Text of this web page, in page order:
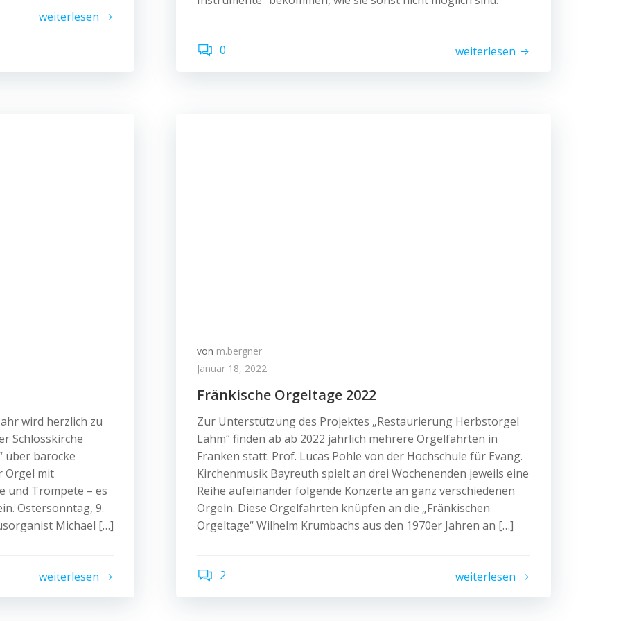
weiterlesen
0 weiterlesen
wird herzlich zu
Schlosskirche
über barocke
Orgel mit
und Trompete – es
Ostersonntag, 9.
Michael […]
weiterlesen
von m.bergner
Januar 18, 2022
Fränkische Orgeltage 2022
Zur Unterstützung des Projektes „Restaurierung Herbstorgel
Lahm“ finden ab ab 2022 jährlich mehrere Orgelfahrten in
Franken statt. Prof. Lucas Pohle von der Hochschule für Evang.
Kirchenmusik Bayreuth spielt an drei Wochenenden jeweils eine
Reihe aufeinander folgende Konzerte an ganz verschiedenen
Orgeln. Diese Orgelfahrten knüpfen an die „Fränkischen
Orgeltage“ Wilhelm Krumbachs aus den 1970er Jahren an […]
2 weiterlesen